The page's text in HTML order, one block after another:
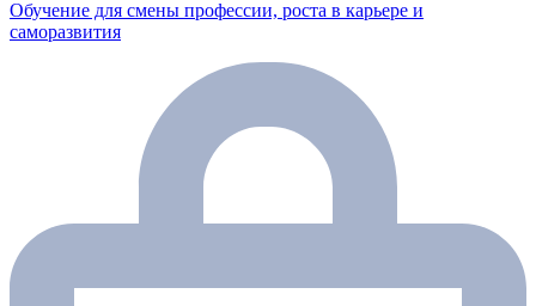
Обучение для смены профессии, роста в карьере и
саморазвития